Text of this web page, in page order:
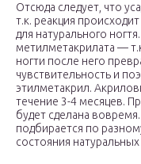
Отсюда следует, что
т.к. реакция
для натурального
метилметакрилата —
ногти после него
чувствительность и
этилметакрил.
течение 3-4 месяцев.
будет сделана
подбирается по
состояния